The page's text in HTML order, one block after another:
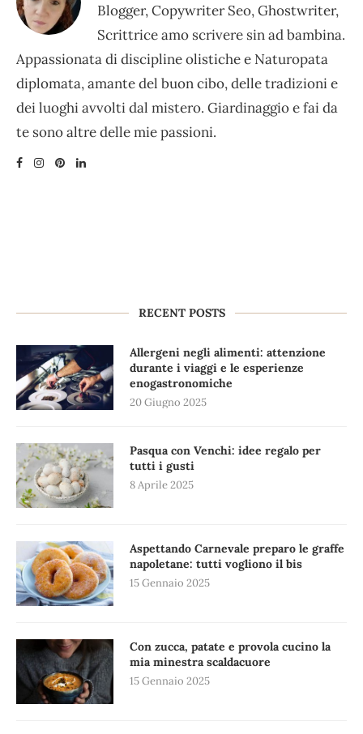
Blogger, Copywriter Seo, Ghostwriter,
Scrittrice amo scrivere sin ad bambina.
Appassionata di discipline olistiche e Naturopata
diplomata, amante del buon cibo, delle tradizioni e
dei luoghi avvolti dal mistero. Giardinaggio e fai da
te sono altre delle mie passioni.
RECENT POSTS
Allergeni negli alimenti: attenzione
durante i viaggi e le esperienze
enogastronomiche
20 Giugno 2025
Pasqua con Venchi: idee regalo per
tutti i gusti
8 Aprile 2025
Aspettando Carnevale preparo le graffe
napoletane: tutti vogliono il bis
15 Gennaio 2025
Con zucca, patate e provola cucino la
mia minestra scaldacuore
15 Gennaio 2025